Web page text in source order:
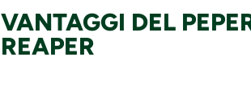
VANTAGGI DEL
REAPER